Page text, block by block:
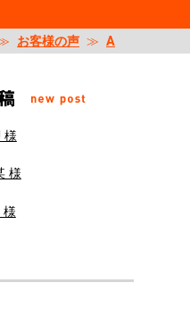
お客様の声 ≫ A
様
様
様